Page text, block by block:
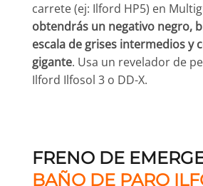
carrete (ej: Ilford HP5) en
obtendrás un negativo negro,
escala de grises intermedios y
gigante. Usa un revelador de
Ilford Ilfosol 3 o DD-X.
FRENO DE
BAÑO DE PARO